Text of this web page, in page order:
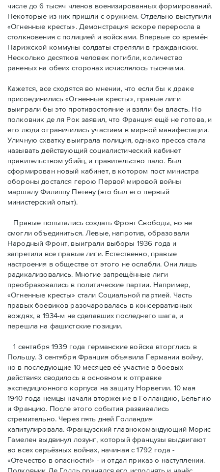
числе до 6 тысяч членов военизированных формирований.
Некоторые из них пришли с оружием. Отдельно выступили
«Огненные кресты». Демонстрация вскоре переросла в
столкновения с полицией и войсками. Впервые со времён
Парижской коммуны солдаты стреляли в гражданских.
Несколько десятков человек погибли, количество
раненых на обеих сторонах исчислялось тысячами.
Кажется, все сходятся во мнении, что если бы к драке
присоединились «Огненные кресты», правые лиги
выиграли бы это противостояние и взяли бы власть. Но
полковник де ля Рок заявил, что Франция ещё не готова, и
его люди ограничились участием в мирной манифестации.
Уличную схватку выиграла полиция, однако пресса стала
называть действующий социалистический кабинет
правительством убийц, и правительство пало. Был
сформирован новый кабинет, в котором пост министра
обороны достался герою Первой мировой войны
маршалу Филиппу Петену (это был его первый
министерский опыт).
Правые пoпытались создать Фронт Свободы, но не
смогли объединиться. Левые, напротив, образовали
Народный Фронт, выиграли выборы 1936 года и
запретили все правые лиги. Естественно, правые
настроения в обществе от этого не ослабли. Они лишь
радикализовались. Многие запрещённые лиги
преобразовались в политические партии. Например,
«Огненные кресты» стали Социальной партией. Часть
правых боевиков разочаровалась в консервативных
вождях, в 1934-м не сделавших последнего шага, и
перешла на фашистские позиции.
1 сентября 1939 года германские войска вторглись в
Польшу. 3 сентября Франция объявила Германии войну,
но в последующие 10 месяцев её участие в боевых
действиях сводилось в основном к отправке
экспедиционного корпуса на защиту Норвегии. 10 мая
1940 года немцы начали вторжение в Голландию, Бельгию
и Францию. После этого события развивались
стремительно. Через пять дней Голландия
капитулировала. Французский главнокомандующий Морис
Гамелен выдвинул лозунг, который французы выдвигают
во всех серьёзных войнах, начиная с 1792 года -
«Отечество в опасности!» - и отдал приказ о наступлении.